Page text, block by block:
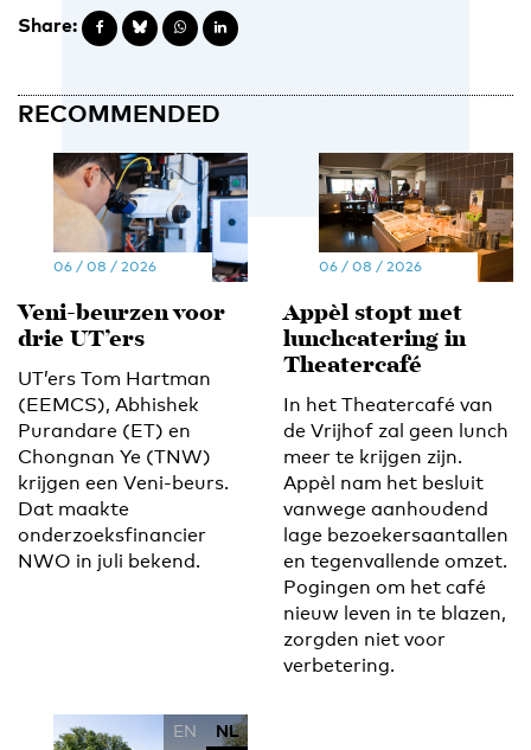
Share:
RECOMMENDED
06 / 08 / 2026
Veni-beurzen voor
drie UT’ers
UT’ers Tom Hartman
(EEMCS), Abhishek
Purandare (ET) en
Chongnan Ye (TNW)
krijgen een Veni-beurs.
Dat maakte
onderzoeksfinancier
NWO in juli bekend.
06 / 08 / 2026
Appèl stopt met
lunchcatering in
Theatercafé
In het Theatercafé van
de Vrijhof zal geen lunch
meer te krijgen zijn.
Appèl nam het besluit
vanwege aanhoudend
lage bezoekersaantallen
en tegenvallende omzet.
Pogingen om het café
nieuw leven in te blazen,
zorgden niet voor
verbetering.
EN NL